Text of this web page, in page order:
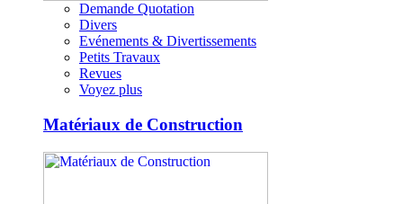
Demande Quotation
Divers
Evénements & Divertissements
Petits Travaux
Revues
Voyez plus
Matériaux de Construction